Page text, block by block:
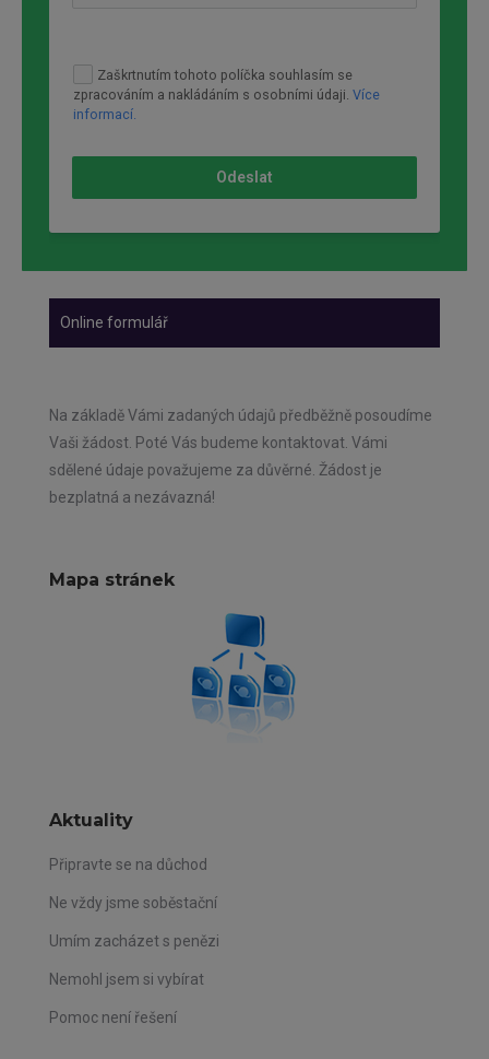
Zaškrtnutím tohoto políčka souhlasím se
zpracováním a nakládáním s osobními údaji. Více
informací.
Odeslat
Online formulář
Na základě Vámi zadaných údajů předběžně posoudíme
Vaši žádost. Poté Vás budeme kontaktovat. Vámi
sdělené údaje považujeme za důvěrné. Žádost je
bezplatná a nezávazná!
Mapa stránek
Aktuality
Připravte se na důchod
Ne vždy jsme soběstační
Umím zacházet s penězi
Nemohl jsem si vybírat
Pomoc není řešení